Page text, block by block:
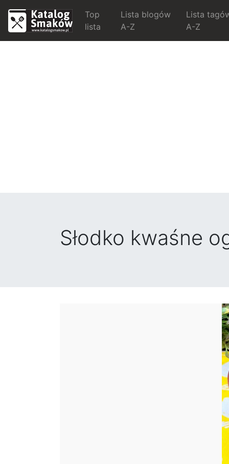
Top
lista
Lista blogów
A-Z
Lista
A-Z
Słodko kwaśne